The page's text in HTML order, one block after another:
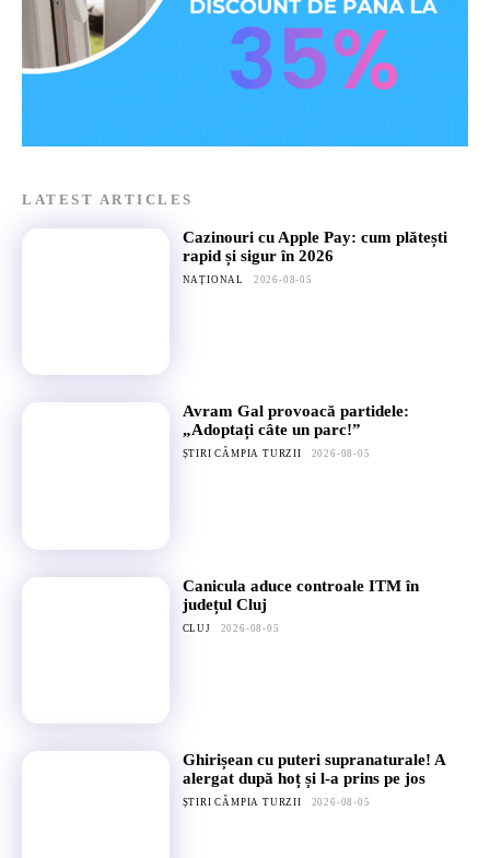
LATEST ARTICLES
Cazinouri cu Apple Pay: cum plătești
rapid și sigur în 2026
NAȚIONAL 2026-08-05
Avram Gal provoacă partidele:
„Adoptați câte un parc!”
ȘTIRI CÂMPIA TURZII 2026-08-05
Canicula aduce controale ITM în
județul Cluj
CLUJ 2026-08-05
Ghirișean cu puteri supranaturale! A
alergat după hoț și l-a prins pe jos
ȘTIRI CÂMPIA TURZII 2026-08-05